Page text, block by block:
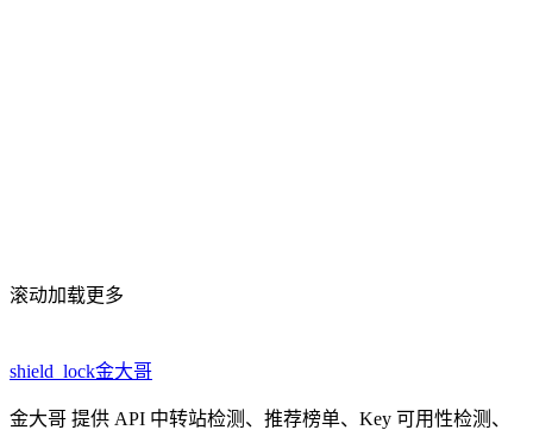
滚动加载更多
shield_lock金大哥
金大哥 提供 API 中转站检测、推荐榜单、Key 可用性检测、